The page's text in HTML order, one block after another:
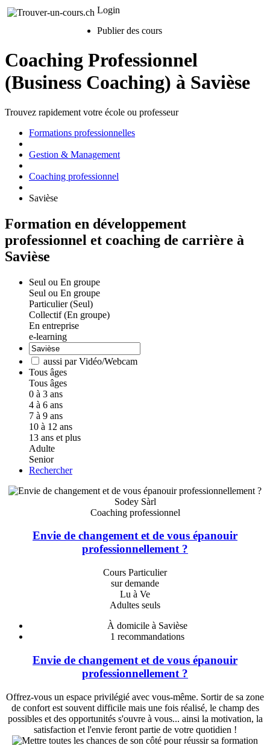
Login
Publier des cours
Coaching Professionnel
(Business Coaching) à Savièse
Trouvez rapidement votre école ou professeur
Formations professionnelles
Gestion & Management
Coaching professionnel
Savièse
Formation en développement
professionnel et coaching de carrière à
Savièse
Seul ou En groupe
Seul ou En groupe
Particulier (Seul)
Collectif (En groupe)
En entreprise
e-learning
aussi par Vidéo/Webcam
Tous âges
Tous âges
0 à 3 ans
4 à 6 ans
7 à 9 ans
10 à 12 ans
13 ans et plus
Adulte
Senior
Rechercher
Sodey Sàrl
Coaching professionnel
Envie de changement et de vous épanouir
professionnellement ?
Cours Particulier
sur demande
Lu à Ve
Adultes seuls
À domicile à Savièse
1 recommandations
Envie de changement et de vous épanouir
professionnellement ?
Offrez-vous un espace privilégié avec vous-même. Sortir de sa zone
de confort est souvent difficile mais une fois réalisé, le champ des
possibles et des opportunités s'ouvre à vous... ainsi la motivation, la
satisfaction et l'envie feront partie de votre quotidien !